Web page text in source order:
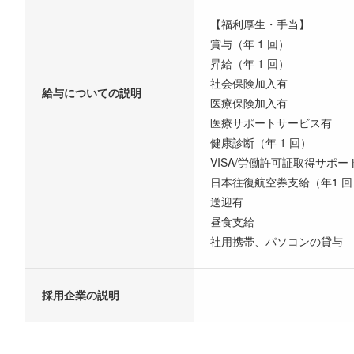
給与についての説明
【福利厚生・手当】
賞与（年 1 回）
昇給（年 1 回）
社会保険加入有
医療保険加入有
医療サポートサービス有
健康診断（年 1 回）
VISA/労働許可証取得サポー
日本往復航空券支給（年1
送迎有
昼食支給
社用携帯、パソコンの貸与
採用企業の説明